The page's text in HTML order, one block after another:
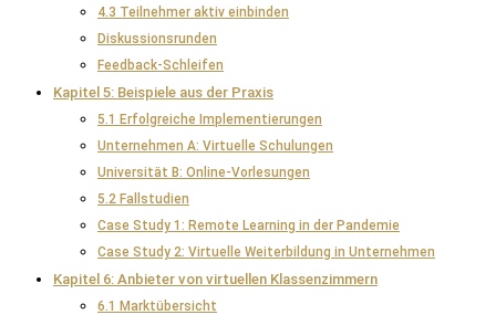
4.3 Teilnehmer aktiv einbinden
Diskussionsrunden
Feedback-Schleifen
Kapitel 5: Beispiele aus der Praxis
5.1 Erfolgreiche Implementierungen
Unternehmen A: Virtuelle Schulungen
Universität B: Online-Vorlesungen
5.2 Fallstudien
Case Study 1: Remote Learning in der Pandemie
Case Study 2: Virtuelle Weiterbildung in Unternehmen
Kapitel 6: Anbieter von virtuellen Klassenzimmern
6.1 Marktübersicht